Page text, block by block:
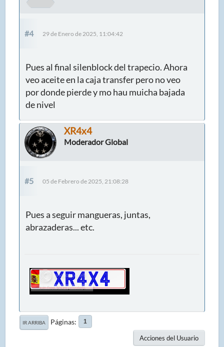
#4 29 de Enero de 2025, 11:04:42
Pues al final silenblock del trapecio. Ahora
veo aceite en la caja transfer pero no veo
por donde pierde y mo hau muicha bajada
de nivel
XR4x4
Moderador Global
#5 05 de Febrero de 2025, 21:08:28
Pues a seguir mangueras, juntas,
abrazaderas... etc.
IR ARRIBA Páginas 1
Acciones del Usuario